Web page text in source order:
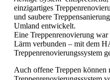
einzigartiges
und saubere
Umland entwickelt.
Eine Treppenrenovierung
Lärm verbunden – mit dem
Treppenrenovierungssystem
Auch offene Treppen können